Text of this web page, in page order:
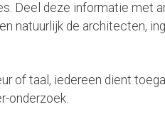
Deel deze informatie met
natuurlijk de architecten,
of taal, iedereen dient
onderzoek.